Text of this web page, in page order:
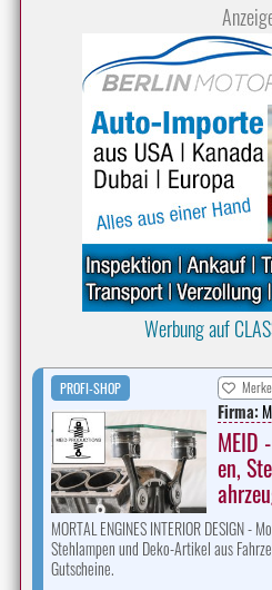
Werbung auf
PROFI-SHOP
Firma:
MEID
en,
MORTAL ENGINES INTERIOR DESIGN -
Stehlampen und Deko-Artikel aus
Gutscheine.